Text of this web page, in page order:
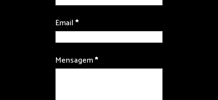
Email*
Mensagem*